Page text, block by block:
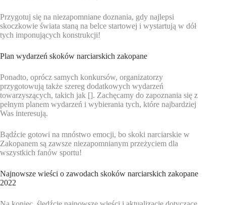
Przygotuj się na niezapomniane doznania, gdy najlepsi
skoczkowie świata staną na belce startowej i wystartują w dół
tych imponujących konstrukcji!
Plan wydarzeń skoków narciarskich zakopane
Ponadto, oprócz samych konkursów, organizatorzy
przygotowują także szereg dodatkowych wydarzeń
towarzyszących, takich jak []. Zachęcamy do zapoznania się z
pełnym planem wydarzeń i wybierania tych, które najbardziej
Was interesują.
Bądźcie gotowi na mnóstwo emocji, bo skoki narciarskie w
Zakopanem są zawsze niezapomnianym przeżyciem dla
wszystkich fanów sportu!
Najnowsze wieści o zawodach skoków narciarskich zakopane
2022